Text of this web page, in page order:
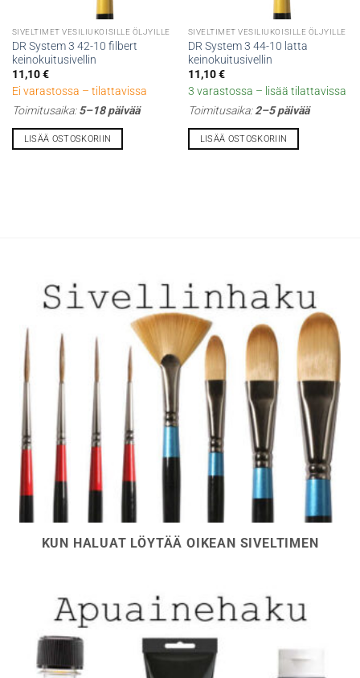
SIVELTIMET VESILIUKOISILLE ÖLJYILLE
DR System 3 42-10 filbert
keinokuitusivellin
11,10€
Ei varastossa – tilattavissa
Toimitusaika:5–18 päivää
LISÄÄ OSTOSKORIIN
SIVELTIMET VESILIUKOISILLE ÖLJYILLE
DR System 3 44-10 latta
keinokuitusivellin
11,10€
3 varastossa – lisää tilattavissa
Toimitusaika:2–5 päivää
LISÄÄ OSTOSKORIIN
KUN HALUAT LÖYTÄÄ OIKEAN SIVELTIMEN